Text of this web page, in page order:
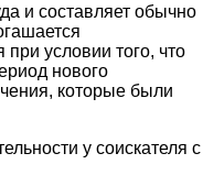
и составляет обычно
при условии того, что
нового
которые были